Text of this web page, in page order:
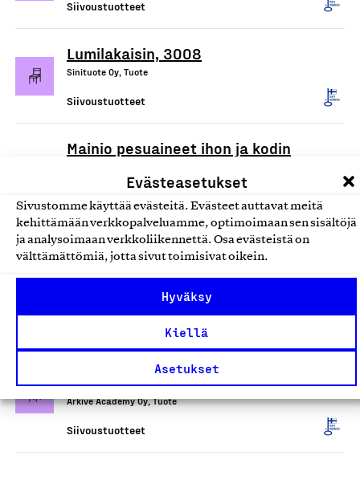
Evästeasetukset
Sivustomme käyttää evästeitä. Evästeet auttavat meitä
kehittämään verkkopalveluamme, optimoimaan sen sisältöjä
ja analysoimaan verkkoliikennettä. Osa evästeistä on
välttämättömiä, jotta sivut toimisivat oikein.
Hyväksy
Kiellä
Asetukset
Siivoustuotteet
Lumilakaisin, 3008
Sinituote Oy, Tuote
Siivoustuotteet
Mainio pesuaineet ihon ja kodin
Hamina Handmade Oy, Tuote
Siivoustuotteet
Ecotex/Devteks kuituliinat
Siivoustuotteet
Arkivé Care -tahrasaippua
(tuoksuton)
Arkivé Academy Oy, Tuote
Siivoustuotteet